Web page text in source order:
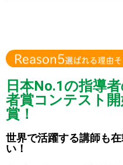
日本No.1の指導
者賞コンテスト
賞！
世界で活躍する講師も
い！